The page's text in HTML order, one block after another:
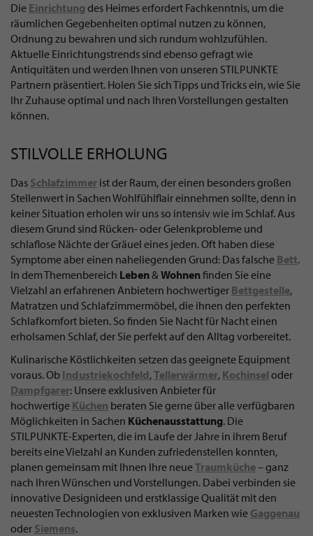
Die Einrichtung des Heimes erfordert Fachkenntnis, um die
räumlichen Gegebenheiten optimal nutzen zu können,
Ordnung zu bewahren und sich rundum wohlzufühlen.
Aktuelle Einrichtungstrends sind ebenso gefragt wie
Antiquitäten und werden Ihnen von unseren STILPUNKTE
Partnern präsentiert. Holen Sie sich Tipps und Tricks ein, wie Sie
Ihr Zuhause optimal und nach Ihren Vorstellungen gestalten
können.
STILVOLLE ERHOLUNG
Das Schlafzimmer ist der Raum, der einen besonders großen
Stellenwert in Sachen Wohlfühlflair einnehmen sollte, denn in
keiner Situation erholen wir uns so intensiv wie im Schlaf. Aus
diesem Grund sind Rücken- oder Gelenkprobleme und
schlaflose Nächte der Gräuel eines jeden. Oft haben diese
Symptome aber einen naheliegenden Grund: Das falsche Bett.
In dem Themenbereich Leben&Wohnenfinden Sie eine
Vielzahl an erfahrenen Anbietern hochwertiger Bettgestelle,
Matratzen und Schlafzimmermöbel, die ihnen den perfekten
Schlafkomfort bieten. So finden Sie Nacht für Nacht einen
erholsamen Schlaf, der Sie perfekt auf den Alltag vorbereitet.
Kulinarische Köstlichkeiten setzen das geeignete Equipment
voraus. Ob Industriekochfeld,Tellerwärmer, Kochinsel oder
Dampfgarer: Unsere exklusiven Anbieter für
hochwertige Küchen beraten Sie gerne über alle verfügbaren
Möglichkeiten in Sachen Küchenausstattung. Die
STILPUNKTE-Experten, die im Laufe der Jahre in ihrem Beruf
bereits eine Vielzahl an Kunden zufriedenstellen konnten,
planen gemeinsam mit Ihnen Ihre neueTraumküche– ganz
nach Ihren Wünschen und Vorstellungen. Dabei verbinden sie
innovative Designideen und erstklassige Qualität mit den
neuesten Technologien von exklusiven Marken wie Gaggenau
oder Siemens.